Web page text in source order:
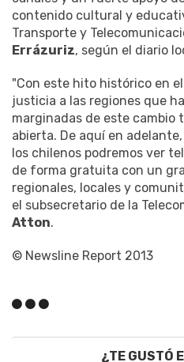
contenido cultural y
Transporte y
Errázuriz, según el diario
"Con este hito histórico en
justicia a las regiones que
marginadas de este cambio
abierta. De aquí en
los chilenos podremos ver
de forma gratuita con un
regionales, locales y
el subsecretario de la
Atton.
© Newsline Report 2013
¿TE GUSTÓ